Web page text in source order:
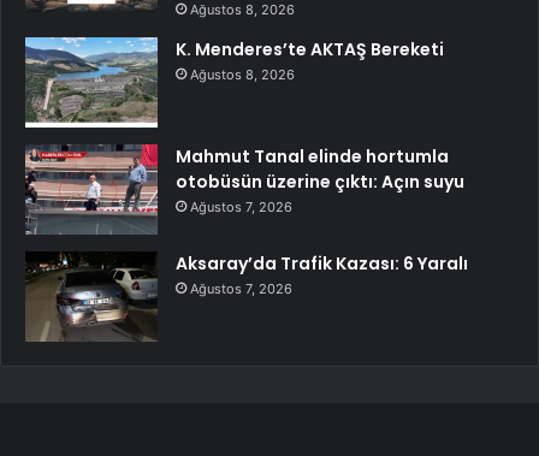
Ağustos 8, 2026
K. Menderes’te AKTAŞ Bereketi
Ağustos 8, 2026
Mahmut Tanal elinde hortumla
otobüsün üzerine çıktı: Açın suyu
Ağustos 7, 2026
Aksaray’da Trafik Kazası: 6 Yaralı
Ağustos 7, 2026